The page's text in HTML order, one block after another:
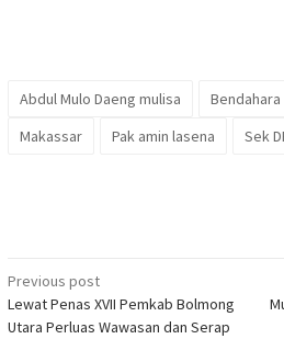
Abdul Mulo Daeng mulisa Bendahara
Makassar
Pak amin lasena Sek
Post
navigation
Previous post
Lewat Penas XVII Pemkab Bolmong
Utara Perluas Wawasan dan Serap